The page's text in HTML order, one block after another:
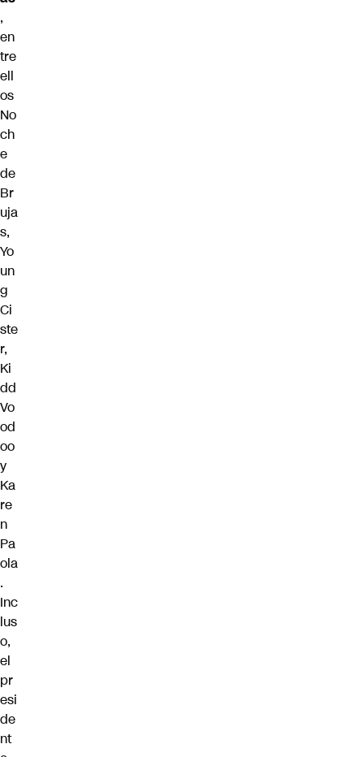
,
en
tre
ell
os
No
ch
e
de
Br
uja
s,
Yo
un
g
Ci
ste
r,
Ki
dd
Vo
od
oo
y
Ka
re
n
Pa
ola
.
Inc
lus
o,
el
pr
esi
de
nt